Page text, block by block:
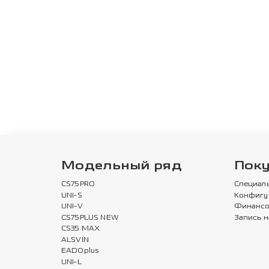
Модельный ряд
CS75PRO
UNI-S
UNI-V
CS75PLUS NEW
CS35 MAX
ALSVIN
EADOplus
UNI-L
Запись